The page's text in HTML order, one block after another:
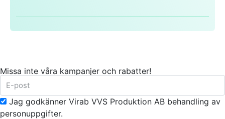
Missa inte våra kampanjer och rabatter!
Jag godkänner Virab VVS Produktion AB behandling av
personuppgifter.